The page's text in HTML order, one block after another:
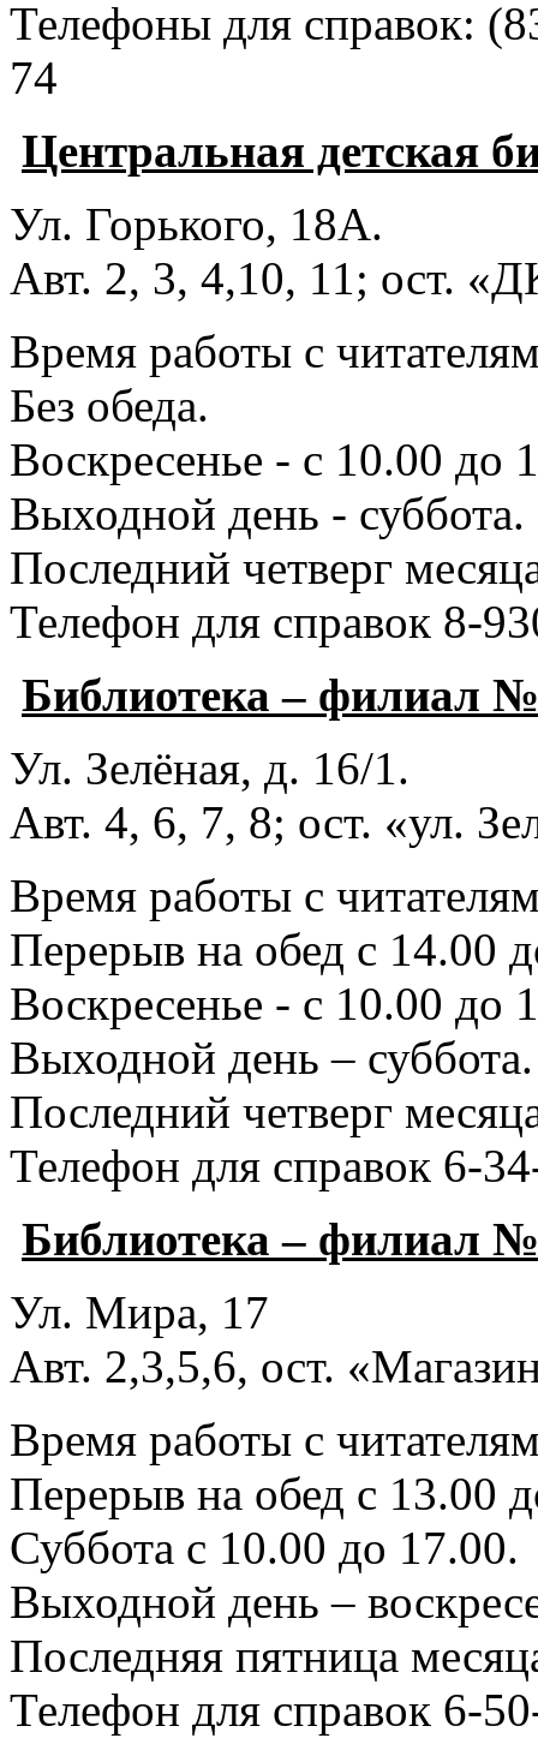
Телефоны для справок:
74
Центральная детская
Ул. Горького, 18А.
Авт. 2, 3, 4,10, 11; ост.
Время работы с
Без обеда.
Воскресенье - с 10.00 до
Выходной день - суббота.
Последний четверг
Телефон для справок 8-
Библиотека – филиал
Ул. Зелёная, д. 16/1.
Авт. 4, 6, 7, 8; ост. «ул.
Время работы с
Перерыв на обед с 14.00
Воскресенье - с 10.00 до
Выходной день – суббота.
Последний четверг
Телефон для справок 6-
Библиотека – филиал
Ул. Мира, 17
Авт. 2,3,5,6, ост.
Время работы с
Перерыв на обед с 13.00
Суббота с 10.00 до 17.00.
Выходной день –
Последняя пятница
Телефон для справок 6-